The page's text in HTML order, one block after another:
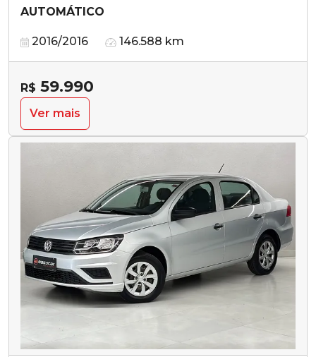
AUTOMÁTICO
2016/2016 146.588 km
R$ 59.990
Ver mais